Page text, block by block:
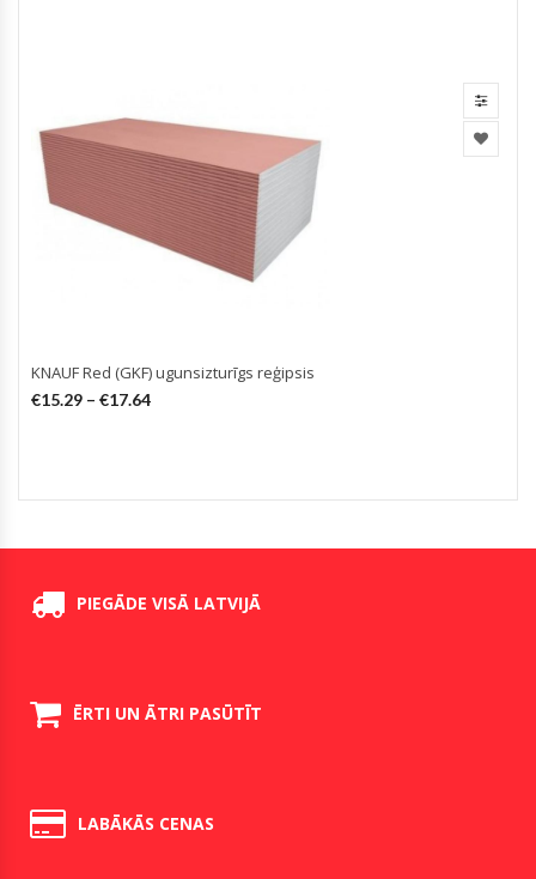
KNAUF Red (GKF) ugunsizturīgs reģipsis
€15.29 – €17.64
PIEGĀDE VISĀ LATVIJĀ
ĒRTI UN ĀTRI PASŪTĪT
LABĀKĀS CENAS